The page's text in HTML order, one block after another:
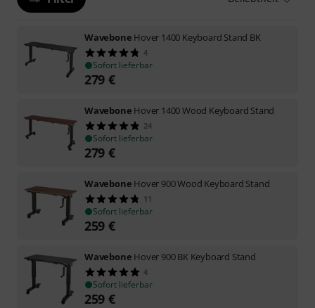
Wavebone Hover 1400 Keyboard Stand BK
4
Sofort lieferbar
279 €
Wavebone Hover 1400 Wood Keyboard Stand
24
Sofort lieferbar
279 €
Wavebone Hover 900 Wood Keyboard Stand
11
Sofort lieferbar
259 €
Wavebone Hover 900 BK Keyboard Stand
4
Sofort lieferbar
259 €